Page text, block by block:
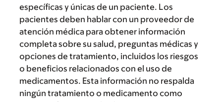
específicas y únicas de un paciente. Los
pacientes deben hablar con un proveedor de
atención médica para obtener información
completa sobre su salud, preguntas médicas y
opciones de tratamiento, incluidos los riesgos
o beneficios relacionados con el uso de
medicamentos. Esta información no respalda
ningún tratamiento o medicamento como